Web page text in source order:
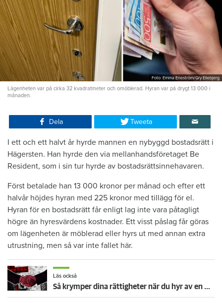
Foto: Emma Eneström/Gry Ellebjerg
Lägenheten var på cirka 32 kvadratmeter och omöblerad. Hyran var på drygt 13 000 i
månaden.
Dela Tweeta
I ett och ett halvt år hyrde mannen en nybyggd bostadsrätt i
Hägersten. Han hyrde den via mellanhandsföretaget Be
Resident, som i sin tur hyrde av bostadsrättsinnehavaren.
Först betalade han 13 000 kronor per månad och efter ett
halvår höjdes hyran med 225 kronor med tillägg för el.
Hyran för en bostadsrätt får enligt lag inte vara påtagligt
högre än hyresvärdens kostnader. Ett visst påslag får göras
om lägenheten är möblerad eller hyrs ut med annan extra
utrustning, men så var inte fallet här.
Läs också
Så krymper dina rättigheter när du hyr av en mellanhand